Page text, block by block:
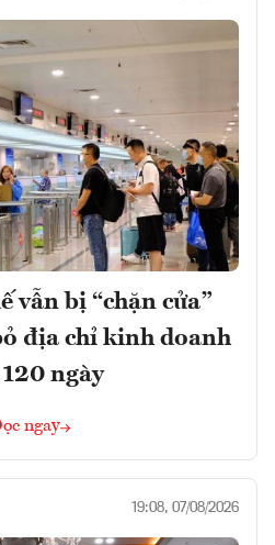
vẫn bị “chặn cửa”
địa chỉ kinh doanh
ngày
ngay
19:08, 07/08/2026